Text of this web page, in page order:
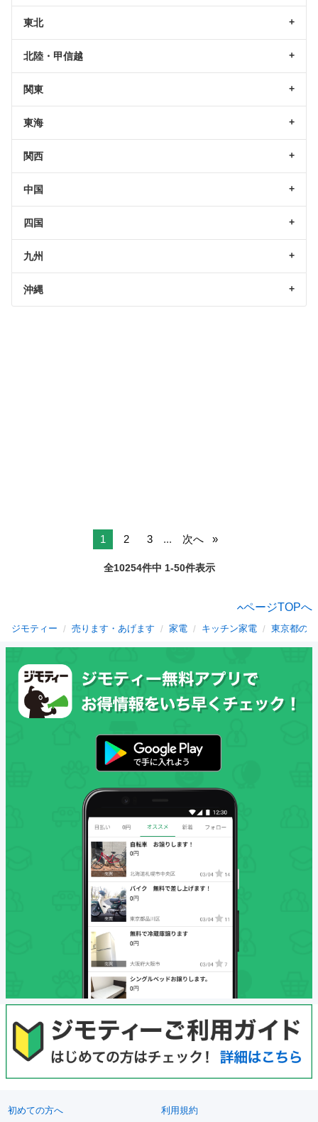
東北
北陸・甲信越
関東
東海
関西
中国
四国
九州
沖縄
1 2 3 ... 次へ
全10254件中 1-50件表示
ページTOPへ
ジモティー 売ります・あげます 家電 キッチン家電 東京都の
初めての方へ 利用規約